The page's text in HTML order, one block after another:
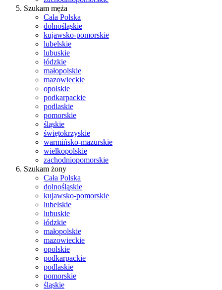
Szukam męża
Cała Polska
dolnośląskie
kujawsko-pomorskie
lubelskie
lubuskie
łódzkie
małopolskie
mazowieckie
opolskie
podkarpackie
podlaskie
pomorskie
śląskie
świętokrzyskie
warmińsko-mazurskie
wielkopolskie
zachodniopomorskie
Szukam żony
Cała Polska
dolnośląskie
kujawsko-pomorskie
lubelskie
lubuskie
łódzkie
małopolskie
mazowieckie
opolskie
podkarpackie
podlaskie
pomorskie
śląskie